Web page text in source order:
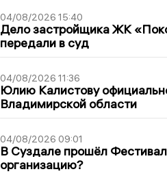
04/08/2026 15:40
Дело застройщика ЖК
передали в суд
04/08/2026 11:36
Юлию Калистову
Владимирской области
04/08/2026 09:01
В Суздале прошёл
организацию?